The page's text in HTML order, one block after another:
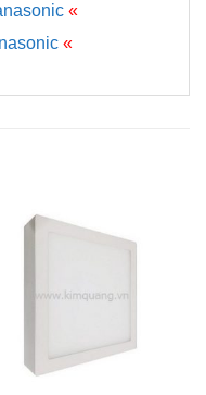
«
«